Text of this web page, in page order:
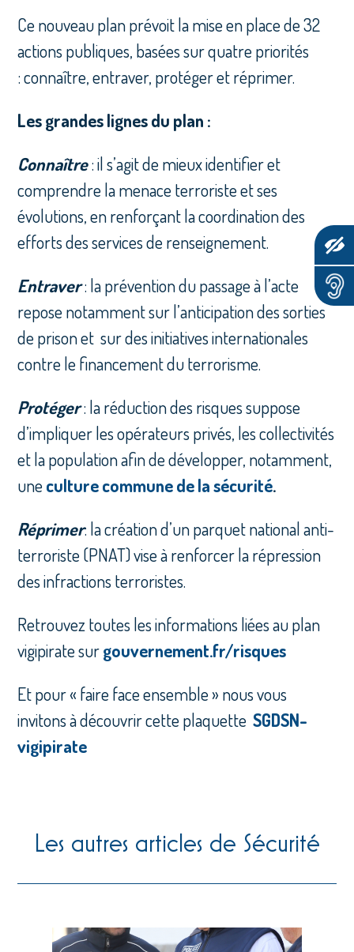
Ce nouveau plan prévoit la mise en place de 32
actions publiques, basées sur quatre priorités
: connaître, entraver, protéger et réprimer.
Les grandes lignes du plan :
Connaître: il s’agit de mieux identifier et
comprendre la menace terroriste et ses
évolutions, en renforçant la coordination des
efforts des services de renseignement.
Entraver: la prévention du passage à l’acte
repose notamment sur l’anticipation des sorties
de prison et sur des initiatives internationales
contre le financement du terrorisme.
Protéger: la réduction des risques suppose
d’impliquer les opérateurs privés, les collectivités
et la population afin de développer, notamment,
uneculture commune de la sécurité.
Réprimer: la création d’un parquet national anti-
terroriste (PNAT) vise à renforcer la répression
des infractions terroristes.
Retrouvez toutes les informations liées au plan
vigipirate surgouvernement.fr/risques
Et pour « faire face ensemble » nous vous
invitons à découvrir cette plaquetteSGDSN-
vigipirate
Les autres articles de Sécurité